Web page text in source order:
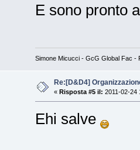
E sono pronto
Simone Micucci - GcG Global Fac -
Re:[D&D4]
« Risposta #5 il: 2011-02-24
Ehi salve